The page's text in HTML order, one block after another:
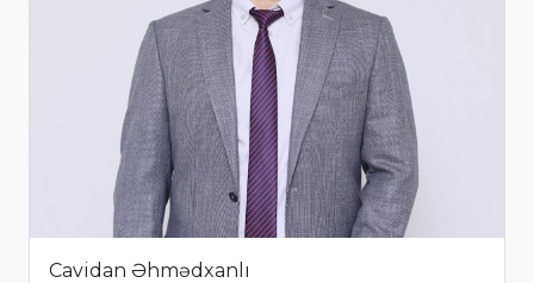
Cavidan Əhmədxanlı